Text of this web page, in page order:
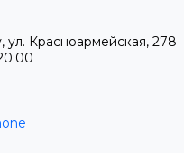
ул. Красноармейская, 278